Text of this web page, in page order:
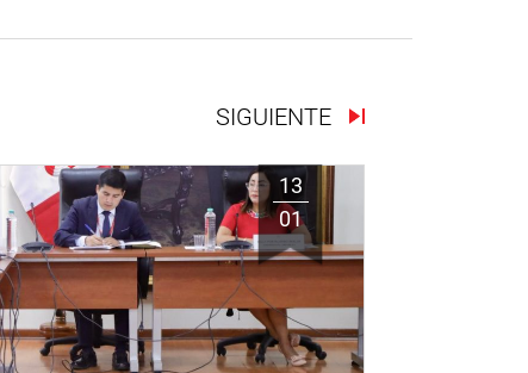
SIGUIENTE
13
01